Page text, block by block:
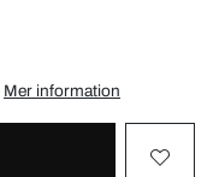
Mer information